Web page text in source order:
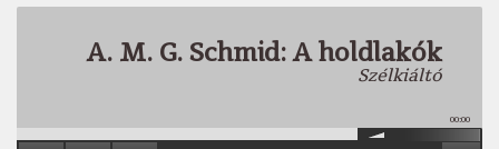
A. M. G. Schmid: A holdlakók
Szélkiáltó
00:00